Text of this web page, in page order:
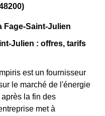
Fage-Saint-Julien
Julien : offres, tarifs
est un fournisseur
le marché de l'énergie
la fin des
met à